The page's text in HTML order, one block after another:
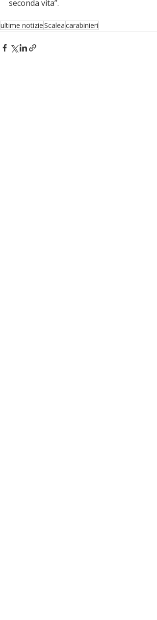
seconda vita”.
ultime notizieScaleacarabinieri